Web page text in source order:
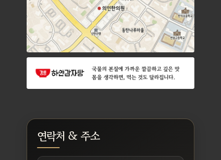
연락처 & 주소